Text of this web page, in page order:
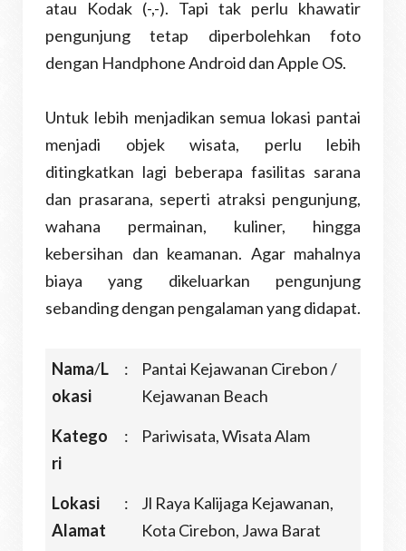
atau Kodak (-,-). Tapi tak perlu khawatir
pengunjung tetap diperbolehkan foto
dengan Handphone Android dan Apple OS.
Untuk lebih menjadikan semua lokasi pantai
menjadi objek wisata, perlu lebih
ditingkatkan lagi beberapa fasilitas sarana
dan prasarana, seperti atraksi pengunjung,
wahana permainan, kuliner, hingga
kebersihan dan keamanan. Agar mahalnya
biaya yang dikeluarkan pengunjung
sebanding dengan pengalaman yang didapat.
Nama/L
okasi
:
Pantai Kejawanan Cirebon /
Kejawanan Beach
Katego
ri
: Pariwisata, Wisata Alam
Lokasi
Alamat
:
Jl Raya Kalijaga Kejawanan,
Kota Cirebon, Jawa Barat